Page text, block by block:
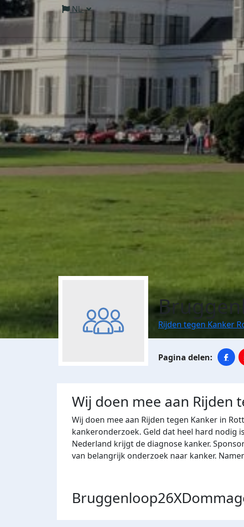
NL
Rijden tegen Kanker
Wij doen mee aan Rijden
Wij doen mee aan Rijden tegen Kanker in
kankeronderzoek. Geld dat heel hard nodig
Nederland krijgt de diagnose kanker.
van belangrijk onderzoek naar kanker.